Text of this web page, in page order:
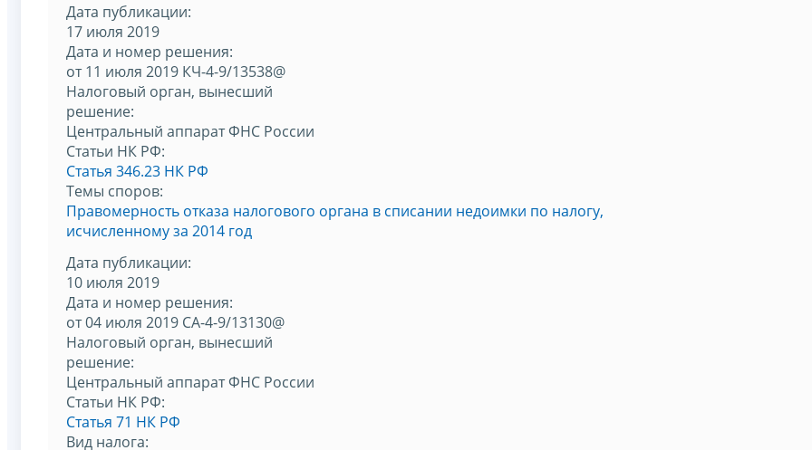
Дата публикации:
17 июля 2019
Дата и номер решения:
от 11 июля 2019 КЧ-4-9/13538@
Налоговый орган, вынесший
решение:
Центральный аппарат ФНС России
Статьи НК РФ:
Статья 346.23 НК РФ
Темы споров:
Правомерность отказа налогового органа в списании недоимки по налогу,
исчисленному за 2014 год
Дата публикации:
10 июля 2019
Дата и номер решения:
от 04 июля 2019 СА-4-9/13130@
Налоговый орган, вынесший
решение:
Центральный аппарат ФНС России
Статьи НК РФ:
Статья 71 НК РФ
Вид налога: